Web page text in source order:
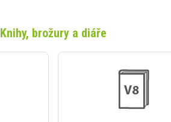
Knihy, brožury a diáře